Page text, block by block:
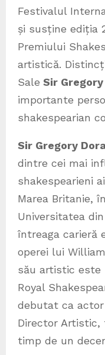
Festivalul
și susține ediția
Premiului
artistică.
Sale Sir
importante
shakespearian
Sir Gregory
dintre cei mai
shakespearieni
Marea Britanie,
Universitatea
întreaga carieră
operei lui
său artistic este
Royal
debutat ca
Director
timp de un